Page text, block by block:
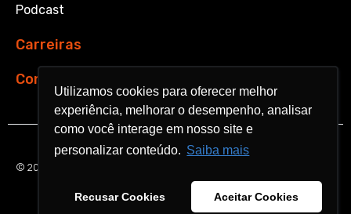
Utilizamos cookies para oferecer melhor
experiência, melhorar o desempenho, analisar
como você interage em nosso site e
personalizar conteúdo. Saiba mais
Recusar Cookies Aceitar Cookies
Utilizamos cookies para oferecer melhor
experiência, melhorar o desempenho, analisar
como você interage em nosso site e
personalizar conteúdo. Saiba mais
Recusar Cookies Aceitar Cookies
Podcast
Carreiras
Contato
© 2026 Aquarela Analytics. All rights reserved.